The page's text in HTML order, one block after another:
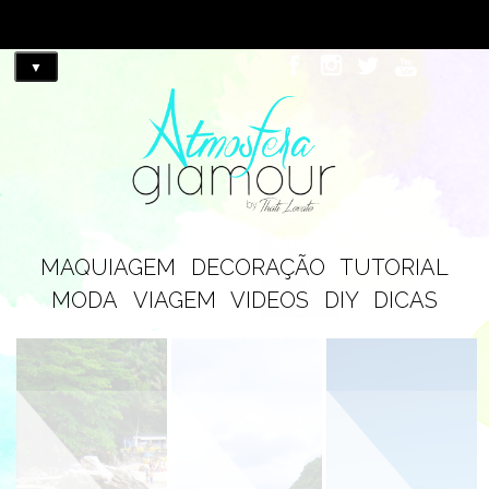
▼
MAQUIAGEM DECORAÇÃO TUTORIAL
MODA
VIAGEM VIDEOS DIY DICAS